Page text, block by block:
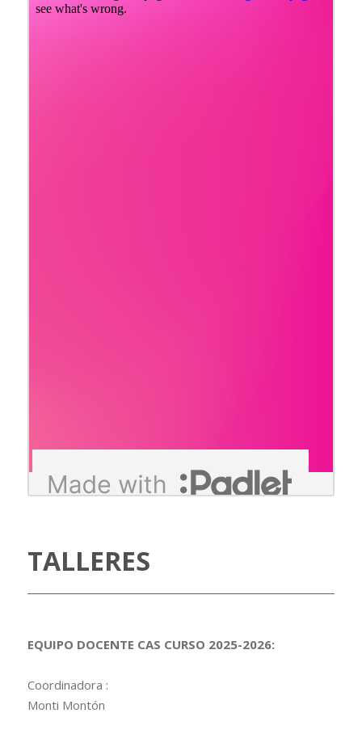
TALLERES
EQUIPO DOCENTE CAS CURSO 2025-2026:
Coordinadora :
Monti Montón